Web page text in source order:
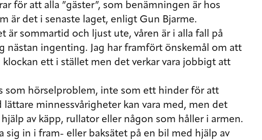
för att alla ”gäster”, som benämningen är hos
är det i senaste laget, enligt Gun Bjarme.
är sommartid och ljust ute, våren är i alla fall på
nästan ingenting. Jag har framfört önskemål om att
ett i stället men det verkar vara jobbigt att
som hörselproblem, inte som ett hinder för att
lättare minnessvårigheter kan vara med, men det
av käpp, rullator eller någon som håller i armen.
sig in i fram- eller baksätet på en bil med hjälp av